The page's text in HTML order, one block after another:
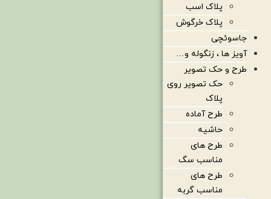
پلاک اسب
پلاک خرگوش
جاسوئچی
آویز ها ، زنگوله و…
طرح و حک تصویر
حک تصویر روی
پلاک
طرح آماده
حاشیه
طرح های
مناسب سگ
طرح های
مناسب گربه